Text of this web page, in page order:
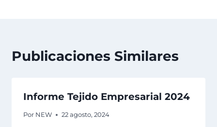
Publicaciones Similares
Informe Tejido Empresarial 2024
Por NEW 22 agosto, 2024